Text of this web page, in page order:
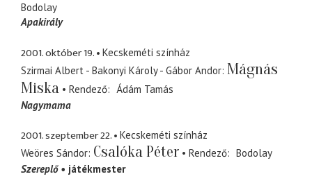
Bodolay
Apakirály
2001. október 19.
Kecskeméti színház
Szirmai Albert - Bakonyi Károly - Gábor Andor Mágnás
Miska
Rendező
Ádám Tamás
Nagymama
2001. szeptember 22.
Kecskeméti színház
Weöres Sándor Csalóka Péter Rendező
Bodolay
Szereplő
játékmester